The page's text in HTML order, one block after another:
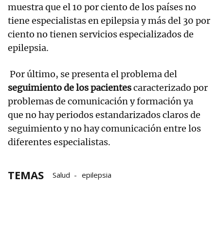
muestra que el 10 por ciento de los países no
tiene especialistas en epilepsia y más del 30 por
ciento no tienen servicios especializados de
epilepsia.
Por último, se presenta el problema del
seguimiento de los pacientescaracterizado por
problemas de comunicación y formación ya
que no hay periodos estandarizados claros de
seguimiento y no hay comunicación entre los
diferentes especialistas.
TEMAS Salud epilepsia